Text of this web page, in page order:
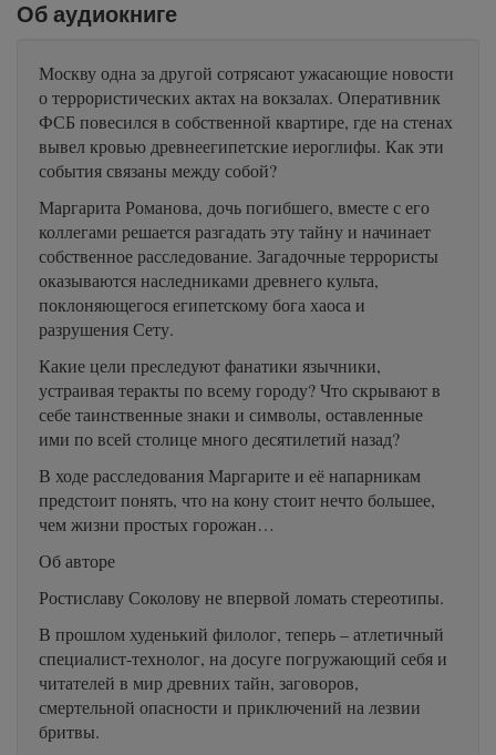
Об аудиокниге
Москву одна за другой сотрясают ужасающие новости
о террористических актах на вокзалах. Оперативник
ФСБ повесился в собственной квартире, где на стенах
вывел кровью древнеегипетские иероглифы. Как эти
события связаны между собой?
Маргарита Романова, дочь погибшего, вместе с его
коллегами решается разгадать эту тайну и начинает
собственное расследование. Загадочные террористы
оказываются наследниками древнего культа,
поклоняющегося египетскому бога хаоса и
разрушения Сету.
Какие цели преследуют фанатики язычники,
устраивая теракты по всему городу? Что скрывают в
себе таинственные знаки и символы, оставленные
ими по всей столице много десятилетий назад?
В ходе расследования Маргарите и её напарникам
предстоит понять, что на кону стоит нечто большее,
чем жизни простых горожан…
Об авторе
Ростиславу Соколову не впервой ломать стереотипы.
В прошлом худенький филолог, теперь – атлетичный
специалист-технолог, на досуге погружающий себя и
читателей в мир древних тайн, заговоров,
смертельной опасности и приключений на лезвии
бритвы.